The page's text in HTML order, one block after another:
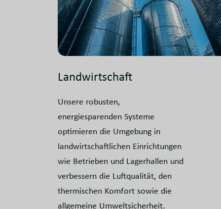
Landwirtschaft
Unsere robusten,
energiesparenden Systeme
optimieren die Umgebung in
landwirtschaftlichen Einrichtungen
wie Betrieben und Lagerhallen und
verbessern die Luftqualität, den
thermischen Komfort sowie die
allgemeine Umweltsicherheit.